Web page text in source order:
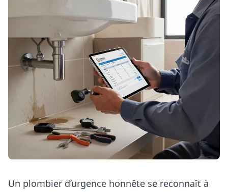
Un plombier d’urgence honnête se reconnaît à